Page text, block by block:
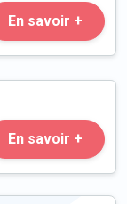
En savoir +
En savoir +